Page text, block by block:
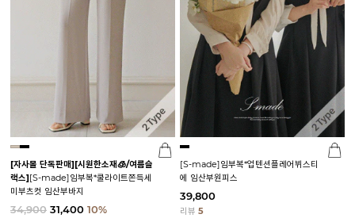
[자사몰 단독판매][시원한소재🧊/여름슬
랙스][S-made]임부복*쿨라이트쫀득세
미부츠컷 임산부바지
34,900 31,400 10%
[S-made]임부복*업텐션플레어뷔스티
에 임산부원피스
39,800
리뷰 5